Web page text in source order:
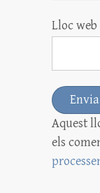
Lloc web
Aquest
els